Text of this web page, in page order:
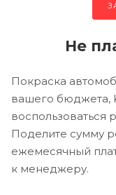
Не
Покраска
вашего бюджета,
воспользоваться
Поделите сумму
ежемесячный
к менеджеру.